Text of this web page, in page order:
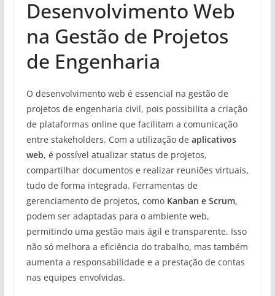
Desenvolvimento Web
na Gestão de Projetos
de Engenharia
O desenvolvimento web é essencial na gestão de
projetos de engenharia civil, pois possibilita a criação
de plataformas online que facilitam a comunicação
entre stakeholders. Com a utilização de aplicativos
web, é possível atualizar status de projetos,
compartilhar documentos e realizar reuniões virtuais,
tudo de forma integrada. Ferramentas de
gerenciamento de projetos, como Kanban e Scrum,
podem ser adaptadas para o ambiente web,
permitindo uma gestão mais ágil e transparente. Isso
não só melhora a eficiência do trabalho, mas também
aumenta a responsabilidade e a prestação de contas
nas equipes envolvidas.